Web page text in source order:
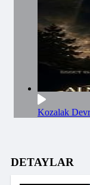
Kozalak
DETAYLAR